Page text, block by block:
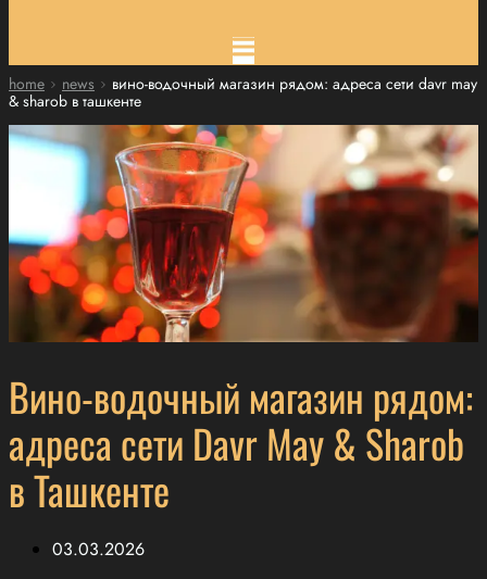
home news
вино-водочный магазин рядом: адреса сети davr may
& sharob в ташкенте
Вино-водочный магазин рядом:
адреса сети Davr May & Sharob
в Ташкенте
03.03.2026